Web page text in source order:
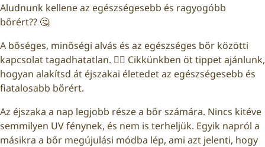
Aludnunk kellene az egészségesebb és ragyogóbb
bőrért?? 🤔
A bőséges, minőségi alvás és az egészséges bőr közötti
kapcsolat tagadhatatlan. 🤷‍♀️ Cikkünkben öt tippet ajánlunk,
hogyan alakítsd át éjszakai életedet az egészségesebb és
fiatalosabb bőrért.
Az éjszaka a nap legjobb része a bőr számára. Nincs kitéve
semmilyen UV fénynek, és nem is terheljük. Egyik napról a
másikra a bőr megújulási módba lép, ami azt jelenti, hogy